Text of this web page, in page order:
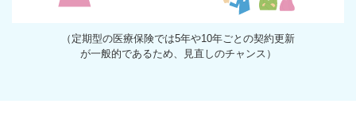
（定期型の医療保険では5年や10年ごとの契約更新
が一般的であるため、見直しのチャンス）